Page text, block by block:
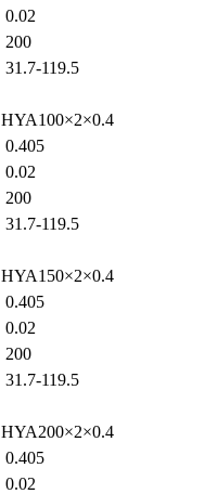
0.02
200
31.7-119.5
HYA100×2×0.4
0.405
0.02
200
31.7-119.5
HYA150×2×0.4
0.405
0.02
200
31.7-119.5
HYA200×2×0.4
0.405
0.02